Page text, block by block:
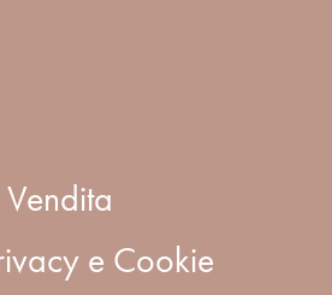
e Cookie